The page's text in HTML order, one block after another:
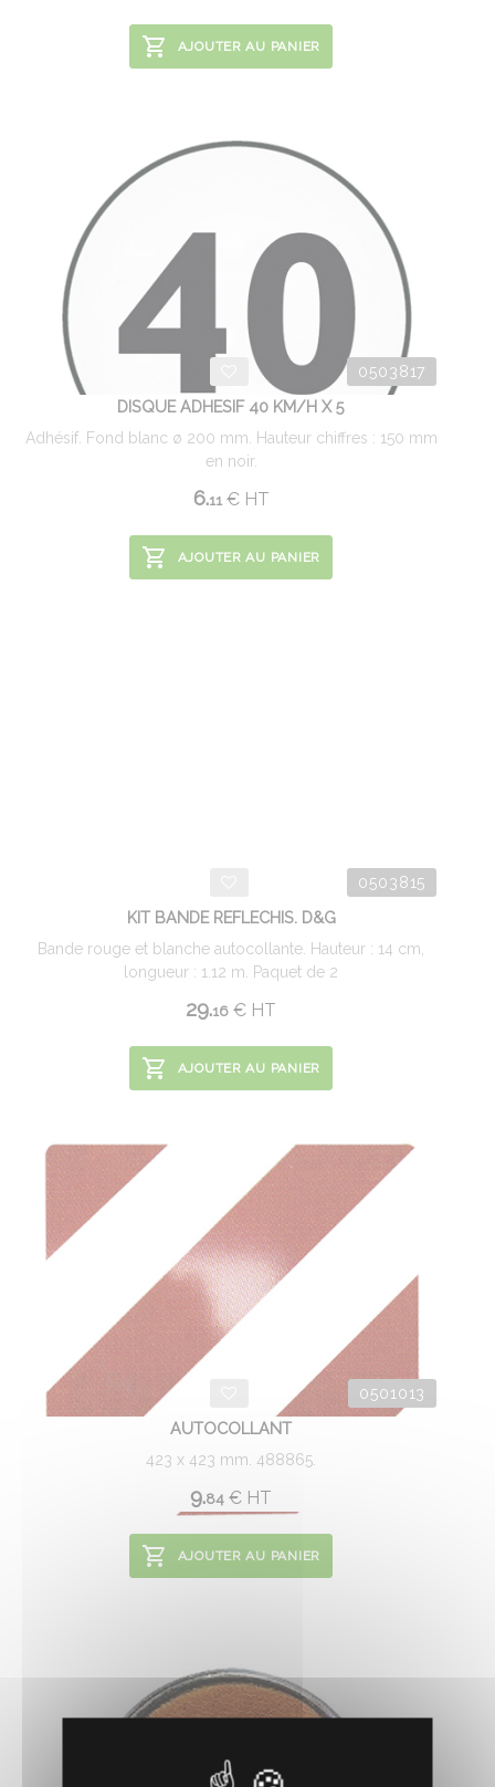
AJOUTER AU PANIER
0503817
DISQUE ADHESIF 40 KM/H X 5
Adhésif. Fond blanc ø 200 mm. Hauteur chiffres : 150 mm
en noir.
6.11 €HT
AJOUTER AU PANIER
0503815
KIT BANDE REFLECHIS. D&G
Bande rouge et blanche autocollante. Hauteur : 14 cm,
longueur : 1.12 m. Paquet de 2
29.16 € HT
AJOUTER AU PANIER
0501013
AUTOCOLLANT
423 x 423 mm. 488865.
9.84 € HT
AJOUTER AU PANIER